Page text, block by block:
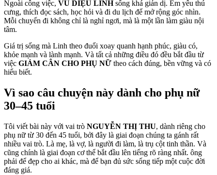
Ngoài công việc, VŨ DIỆU LINHsống khá giản dị. Em yêu thú
cưng, thích đọc sách, học hỏi và đi du lịch để mở rộng góc nhìn.
Mỗi chuyến đi không chỉ là nghỉ ngơi, mà là một lần làm giàu nội
tâm.
Giá trị sống mà Linh theo đuổi xoay quanh hạnh phúc, giàu có,
khỏe mạnh và lành mạnh. Và tất cả những điều đó đều bắt đầu từ
việc GIẢM CÂN CHO PHỤ NỮ theo cách đúng, bền vững và có
hiểu biết.
Vì sao câu chuyện này dành cho phụ nữ
30–45 tuổi
Tôi viết bài này với vai trò NGUYỄN THỊ THU, dành riêng cho
phụ nữ từ 30 đến 45 tuổi, bởi đây là giai đoạn chúng ta gánh rất
nhiều vai trò. Là mẹ, là vợ, là người đi làm, là trụ cột tinh thần. Và
cũng chính là giai đoạn cơ thể bắt đầu lên tiếng rõ ràng nhất. ông
phải để đẹp cho ai khác, mà để bạn đủ sức sống tiếp một cuộc đời
đáng giá.